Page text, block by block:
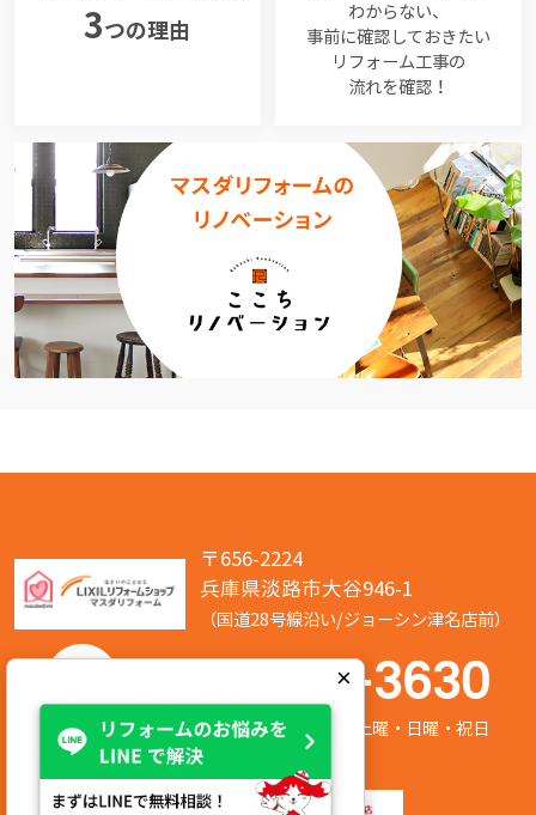
3つの理由
わからない、
事前に確認しておきたい
リフォーム工事の
流れを確認！
〒656-2224
兵庫県淡路市大谷946-1
（国道28号線沿い/ジョーシン津名店前）
050-7586-3630
営業時間:8:00～17:00 定休日:第2/第4土曜・日曜・祝日
×